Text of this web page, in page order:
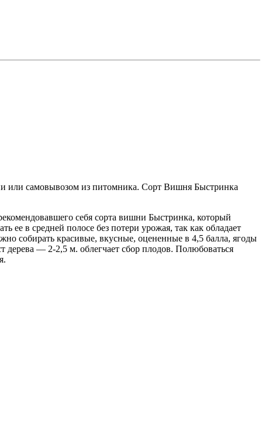
или самовывозом из питомника. Сорт Вишня Быстринка
себя сорта вишни Быстринка, который
в средней полосе без потери урожая, так как обладает
собирать красивые, вкусные, оцененные в 4,5 балла, ягоды
дерева — 2-2,5 м. облегчает сбор плодов. Полюбоваться